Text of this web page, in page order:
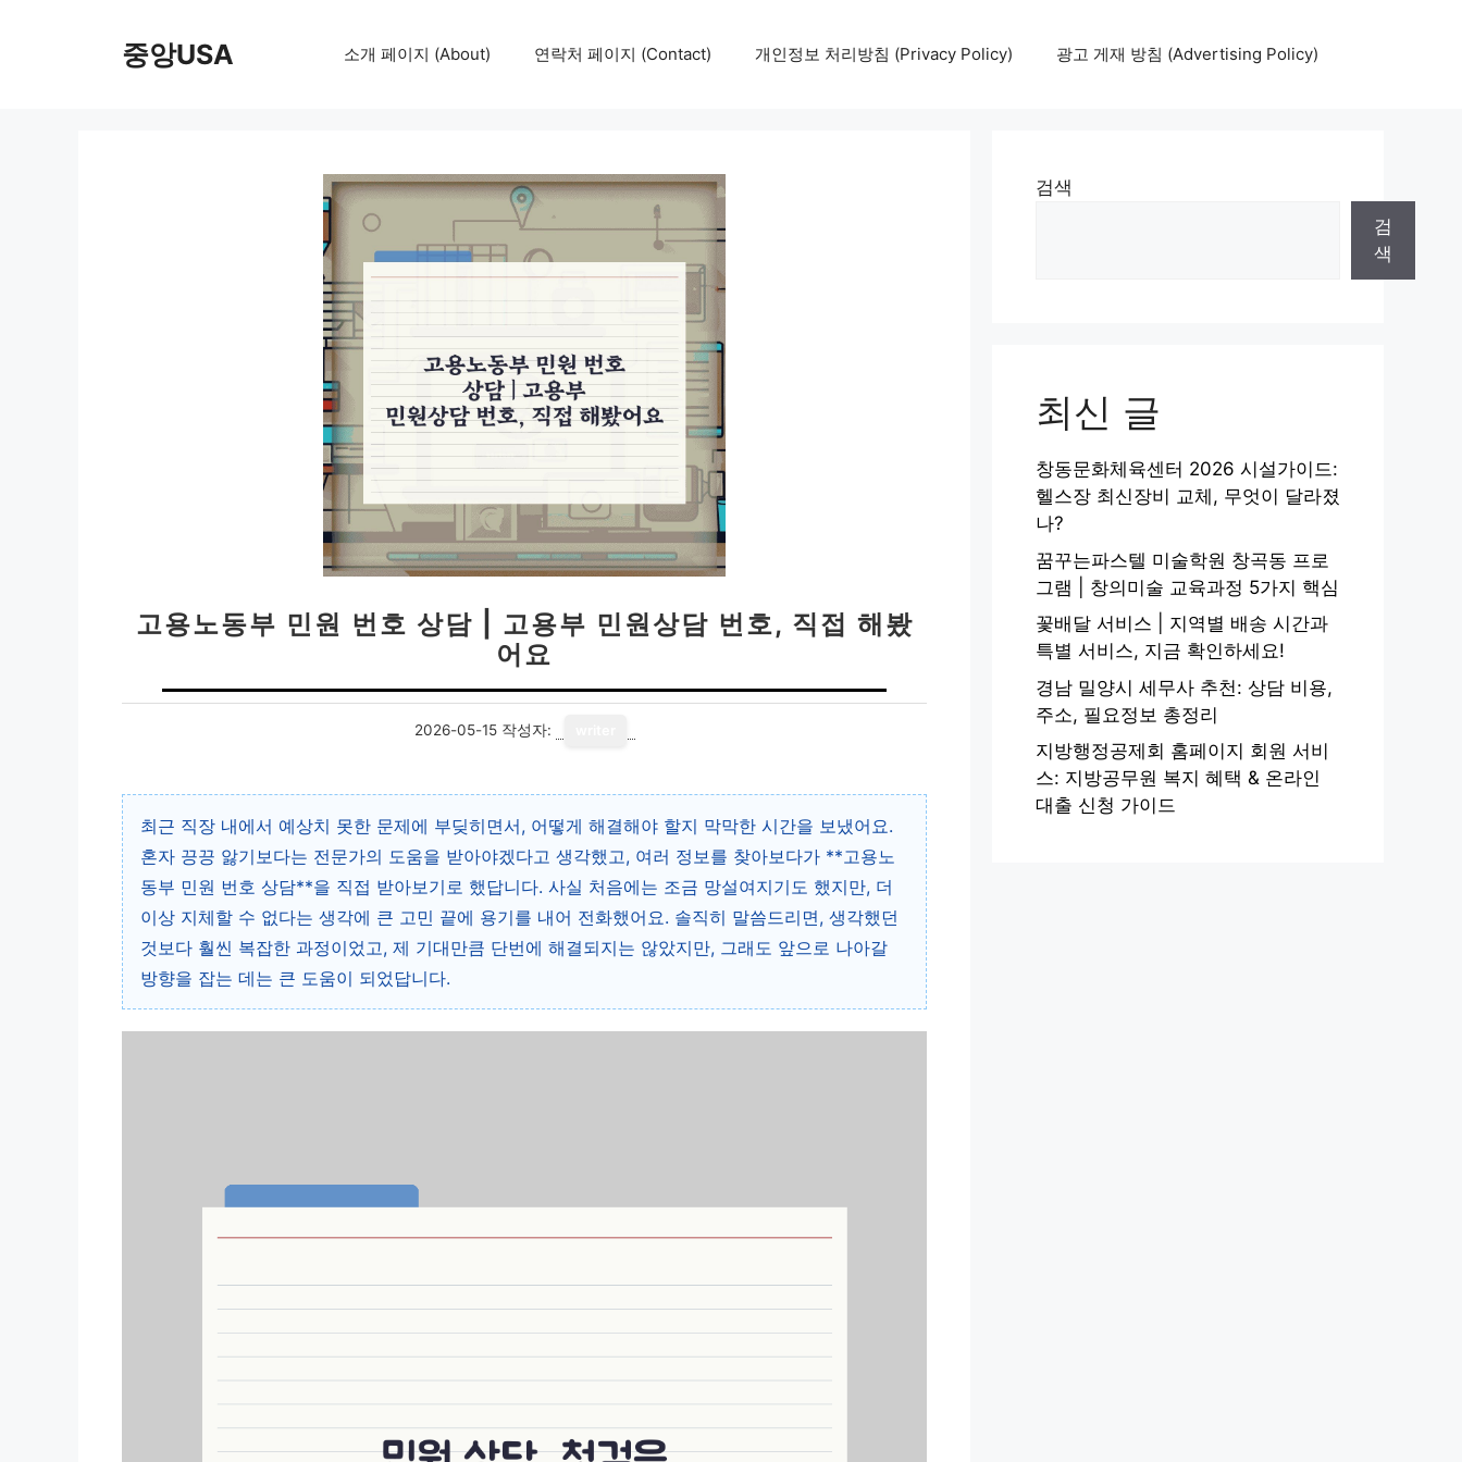
중앙USA 소개 페이지 (About) 연락처 페이지 (Contact) 개인정보 처리방침 (Privacy Policy) 광고 게재 방침 (Advertising Policy)
고용노동부 민원 번호 상담 | 고용부 민원상담 번호, 직접 해봤
어요
2026-05-15 작성자:
최근 직장 내에서 예상치 못한 문제에 부딪히면서, 어떻게 해결해야 할지 막막한 시간을 보냈어요.
혼자 끙끙 앓기보다는 전문가의 도움을 받아야겠다고 생각했고, 여러 정보를 찾아보다가 **고용노
동부 민원 번호 상담**을 직접 받아보기로 했답니다. 사실 처음에는 조금 망설여지기도 했지만, 더
이상 지체할 수 없다는 생각에 큰 고민 끝에 용기를 내어 전화했어요. 솔직히 말씀드리면, 생각했던
것보다 훨씬 복잡한 과정이었고, 제 기대만큼 단번에 해결되지는 않았지만, 그래도 앞으로 나아갈
방향을 잡는 데는 큰 도움이 되었답니다.
검색
검
색
최신 글
창동문화체육센터 2026 시설가이드:
헬스장 최신장비 교체, 무엇이 달라졌
나?
꿈꾸는파스텔 미술학원 창곡동 프로
그램 | 창의미술 교육과정 5가지 핵심
꽃배달 서비스 | 지역별 배송 시간과
특별 서비스, 지금 확인하세요!
경남 밀양시 세무사 추천: 상담 비용,
주소, 필요정보 총정리
지방행정공제회 홈페이지 회원 서비
스: 지방공무원 복지 혜택 & 온라인
대출 신청 가이드